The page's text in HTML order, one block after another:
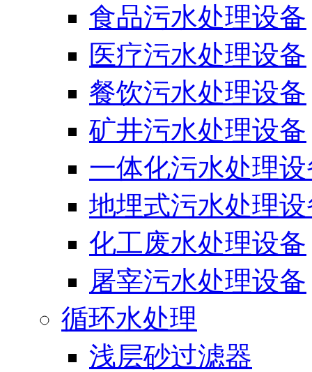
食品污水处理设备
医疗污水处理设备
餐饮污水处理设备
矿井污水处理设备
一体化污水处理
地埋式污水处理
化工废水处理设备
屠宰污水处理设备
循环水处理
浅层砂过滤器